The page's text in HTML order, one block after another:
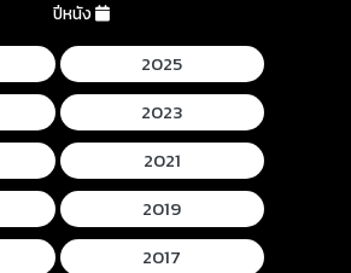
ปีหนัง
2025
2023
2021
2019
2017